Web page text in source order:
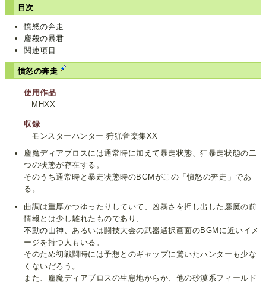
目次
憤怒の奔走
鏖殺の暴君
関連項目
憤怒の奔走
使用作品
MHXX
収録
モンスターハンター 狩猟音楽集XX
鏖魔ディアブロスには通常時に加えて暴走状態、狂暴走状態の二
つの状態が存在する。
そのうち通常時と暴走状態時のBGMがこの「憤怒の奔走」であ
る。
曲調は重厚かつゆったりしていて、凶暴さを押し出した鏖魔の前
情報とは少し離れたものであり、
不動の山神
、あるいは闘技大会の武器選択画面のBGMに近いイメ
ージを持つ人もいる。
そのため初戦闘時には予想とのギャップに驚いたハンターも少な
くないだろう。
また、鏖魔ディアブロスの生息地からか、他の砂漠系フィールド